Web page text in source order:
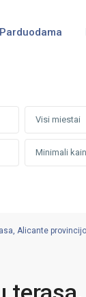
Parduodama
Visi miestai
Alicante